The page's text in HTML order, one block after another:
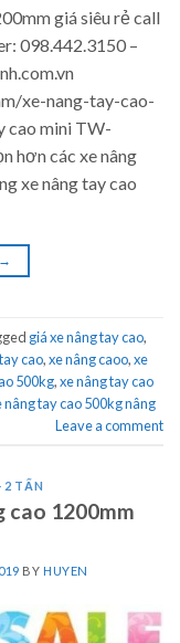
giá siêu rẻ call
098.442.3150 –
xe-nang-tay-cao-
cao mini TW-
hơn các xe nâng
xe nâng tay cao
→
giá xe nâng tay cao,
cao,xe nâng caoo,xe
500kg,xe nâng tay cao
nâng tay cao 500kg nâng
Leave a comment
2 TẤN
cao 1200mm
BY HUYEN